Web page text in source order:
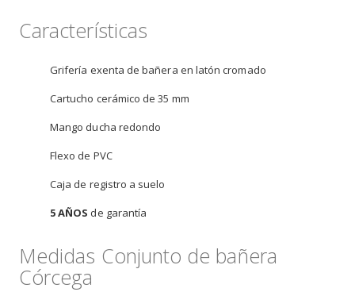
Características
Grifería exenta de bañera en latón cromado
Cartucho cerámico de 35 mm
Mango ducha redondo
Flexo de PVC
Caja de registro a suelo
5 AÑOS de garantía
Medidas Conjunto de bañera
Córcega